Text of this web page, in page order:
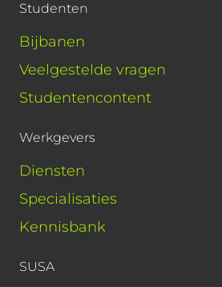
Studenten
Bijbanen
Veelgestelde vragen
Studentencontent
Werkgevers
Diensten
Specialisaties
Kennisbank
SUSA